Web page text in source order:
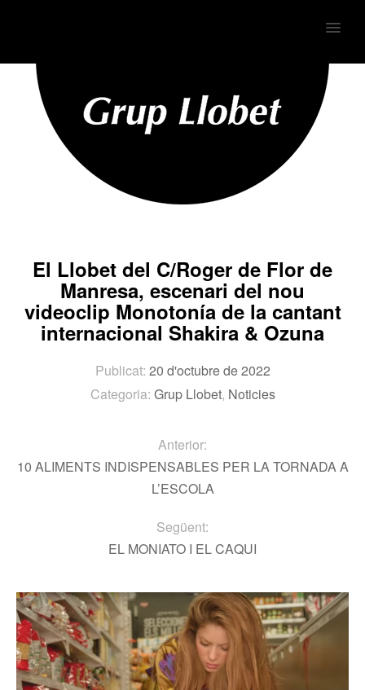
MENU
El Llobet del C/Roger de Flor de
Manresa, escenari del nou
videoclip Monotonía de la cantant
internacional Shakira & Ozuna
Publicat: 20 d'octubre de 2022
Categoria: Grup Llobet, Noticies
Anterior:
10 ALIMENTS INDISPENSABLES PER LA TORNADA A
L’ESCOLA
Següent:
EL MONIATO I EL CAQUI